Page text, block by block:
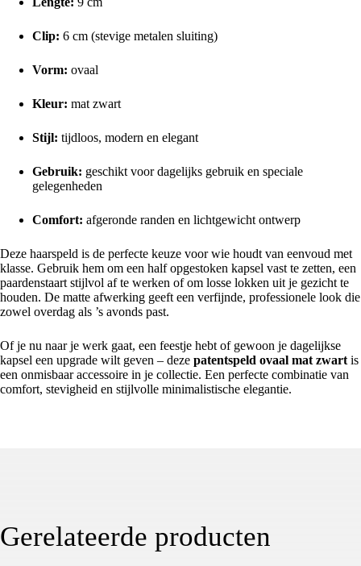
Clip: 6 cm (stevige metalen sluiting)
Vorm: ovaal
Kleur: mat zwart
Stijl: tijdloos, modern en elegant
Gebruik: geschikt voor dagelijks gebruik en speciale
gelegenheden
Comfort: afgeronde randen en lichtgewicht ontwerp
Deze haarspeld is de perfecte keuze voor wie houdt van eenvoud met
klasse. Gebruik hem om een half opgestoken kapsel vast te zetten, een
paardenstaart stijlvol af te werken of om losse lokken uit je gezicht te
houden. De matte afwerking geeft een verfijnde, professionele look die
zowel overdag als ’s avonds past.
Of je nu naar je werk gaat, een feestje hebt of gewoon je dagelijkse
kapsel een upgrade wilt geven – deze patentspeld ovaal mat zwart is
een onmisbaar accessoire in je collectie. Een perfecte combinatie van
comfort, stevigheid en stijlvolle minimalistische elegantie.
Gerelateerde producten